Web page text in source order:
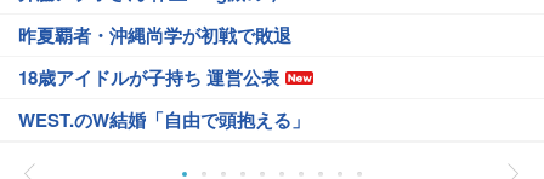
昨夏覇者・沖縄尚学が初戦で敗退
18歳アイドルが子持ち 運営公表
WEST.のW結婚「自由で頭抱える」